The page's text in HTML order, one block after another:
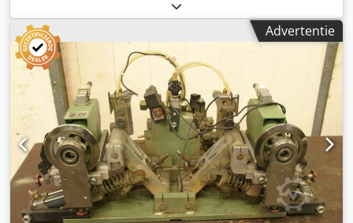
voegfreesmachine, snijmachine, dubbelzijdige profiler,
kantverwerkingsmachine, scoremotor,
versnipperaarmotor, freesmotor voor
kantverwerkingsmachine -HOMAG freesunit voor het
gezamenlijk frezen -met zware zwaluwstaartgeleider
Cedpfxob Uhrde Alcerf -Freestoestel: draaibaar -2x
motoren Perske -Motortype: KNS 70 12/2 -Vermogen: 3/4,4
kW -Voltage: 220/380/380 volt -Frequentie: 50/100 Hz -
Snelheid: 2880/5880 tpm -andere motoren met andere
diensten op voorraad tegen een meerprijs -Aantal: 2x
voorbewerkingseenheden beschikbaar -Prijs: per stuk -
Maten: 1120/1100/H1340 mm -gewicht: 530 kg
Advertentie